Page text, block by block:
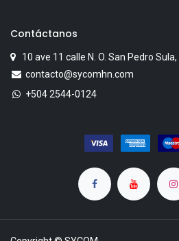
Contáctanos
10 ave 11 calle N. O. San Pedro
contacto@sycomhn.com
+504 2544-0124